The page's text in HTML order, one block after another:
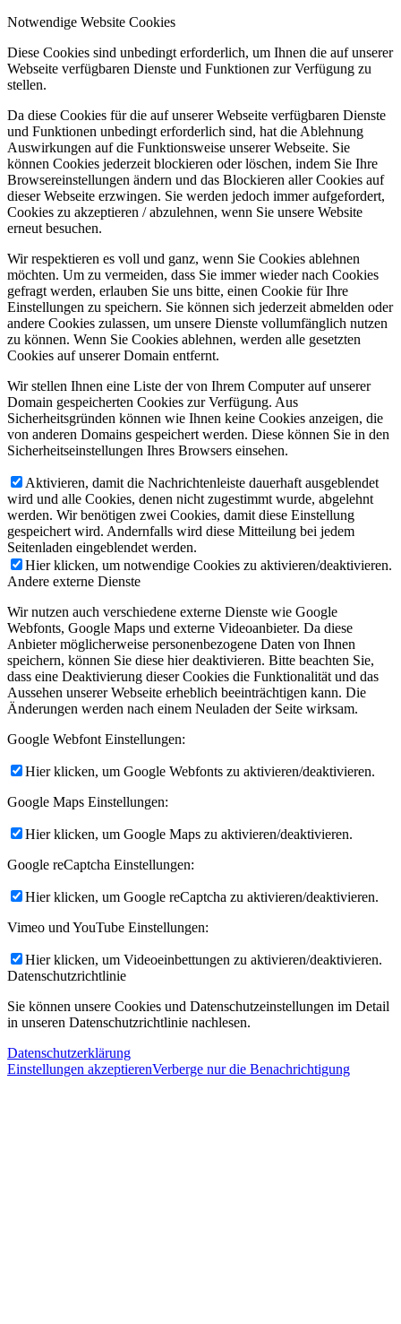
Notwendige Website Cookies
Diese Cookies sind unbedingt erforderlich, um Ihnen die auf unserer
Webseite verfügbaren Dienste und Funktionen zur Verfügung zu
stellen.
Da diese Cookies für die auf unserer Webseite verfügbaren Dienste
und Funktionen unbedingt erforderlich sind, hat die Ablehnung
Auswirkungen auf die Funktionsweise unserer Webseite. Sie
können Cookies jederzeit blockieren oder löschen, indem Sie Ihre
Browsereinstellungen ändern und das Blockieren aller Cookies auf
dieser Webseite erzwingen. Sie werden jedoch immer aufgefordert,
Cookies zu akzeptieren / abzulehnen, wenn Sie unsere Website
erneut besuchen.
Wir respektieren es voll und ganz, wenn Sie Cookies ablehnen
möchten. Um zu vermeiden, dass Sie immer wieder nach Cookies
gefragt werden, erlauben Sie uns bitte, einen Cookie für Ihre
Einstellungen zu speichern. Sie können sich jederzeit abmelden oder
andere Cookies zulassen, um unsere Dienste vollumfänglich nutzen
zu können. Wenn Sie Cookies ablehnen, werden alle gesetzten
Cookies auf unserer Domain entfernt.
Wir stellen Ihnen eine Liste der von Ihrem Computer auf unserer
Domain gespeicherten Cookies zur Verfügung. Aus
Sicherheitsgründen können wie Ihnen keine Cookies anzeigen, die
von anderen Domains gespeichert werden. Diese können Sie in den
Sicherheitseinstellungen Ihres Browsers einsehen.
Aktivieren, damit die Nachrichtenleiste dauerhaft ausgeblendet
wird und alle Cookies, denen nicht zugestimmt wurde, abgelehnt
werden. Wir benötigen zwei Cookies, damit diese Einstellung
gespeichert wird. Andernfalls wird diese Mitteilung bei jedem
Seitenladen eingeblendet werden.
Hier klicken, um notwendige Cookies zu aktivieren/deaktivieren.
Andere externe Dienste
Wir nutzen auch verschiedene externe Dienste wie Google
Webfonts, Google Maps und externe Videoanbieter. Da diese
Anbieter möglicherweise personenbezogene Daten von Ihnen
speichern, können Sie diese hier deaktivieren. Bitte beachten Sie,
dass eine Deaktivierung dieser Cookies die Funktionalität und das
Aussehen unserer Webseite erheblich beeinträchtigen kann. Die
Änderungen werden nach einem Neuladen der Seite wirksam.
Google Webfont Einstellungen:
Hier klicken, um Google Webfonts zu aktivieren/deaktivieren.
Google Maps Einstellungen:
Hier klicken, um Google Maps zu aktivieren/deaktivieren.
Google reCaptcha Einstellungen:
Hier klicken, um Google reCaptcha zu aktivieren/deaktivieren.
Vimeo und YouTube Einstellungen:
Hier klicken, um Videoeinbettungen zu aktivieren/deaktivieren.
Datenschutzrichtlinie
Sie können unsere Cookies und Datenschutzeinstellungen im Detail
in unseren Datenschutzrichtlinie nachlesen.
Datenschutzerklärung
Einstellungen akzeptierenVerberge nur die Benachrichtigung